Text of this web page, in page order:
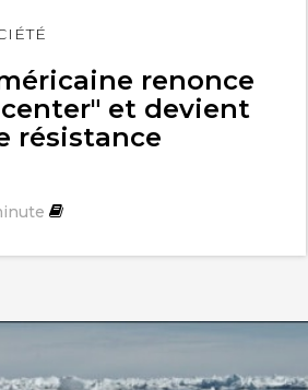
renonce
et devient
résistance